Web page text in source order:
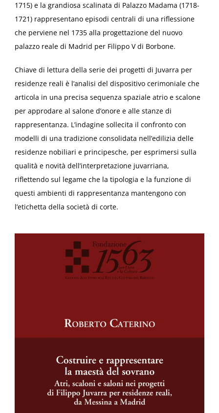
1715) e la grandiosa scalinata di Palazzo Madama (1718-
1721) rappresentano episodi centrali di una riflessione
che perviene nel 1735 alla progettazione del nuovo
palazzo reale di Madrid per Filippo V di Borbone.
Chiave di lettura della serie dei progetti di Juvarra per
residenze reali è l’analisi del dispositivo cerimoniale che
articola in una precisa sequenza spaziale atrio e scalone
per approdare al salone d’onore e alle stanze di
rappresentanza. L’indagine sollecita il confronto con
modelli di una tradizione consolidata nell’edilizia delle
residenze nobiliari e principesche, per esprimersi sulla
qualità e novità dell’interpretazione juvarriana,
riflettendo sul legame che la tipologia e la funzione di
questi ambienti di rappresentanza mantengono con
l’etichetta della società di corte.